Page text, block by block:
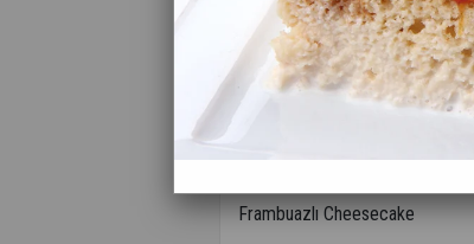
Frambuazlı Cheesecake